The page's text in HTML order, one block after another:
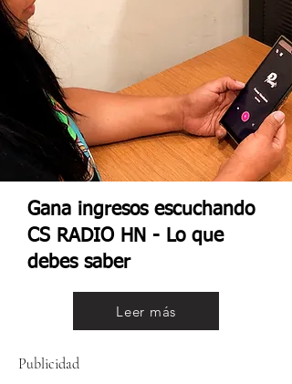
Gana ingresos escuchando
CS RADIO HN - Lo que
debes saber
Leer más
Publicidad